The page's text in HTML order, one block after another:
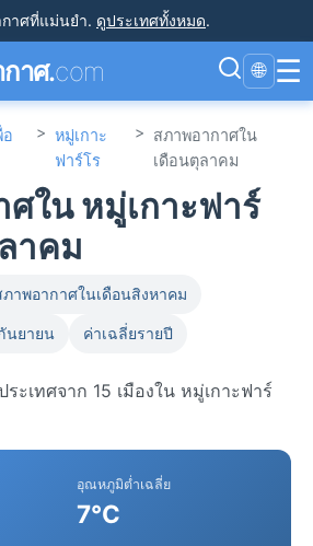
าศที่แม่นยำ. ดูประเทศทั้งหมด.
าศ.com 🌐 ☰
> หมู่เกาะ
ฟาร์โร
> สภาพอากาศใน
เดือนตุลาคม
ใน หมู่เกาะฟาร์
าคม
ภาพอากาศในเดือนสิงหาคม
นยายน ค่าเฉลี่ยรายปี
ะเทศจาก 15 เมืองใน หมู่เกาะฟาร์
อุณหภูมิต่ำเฉลี่ย
7°C